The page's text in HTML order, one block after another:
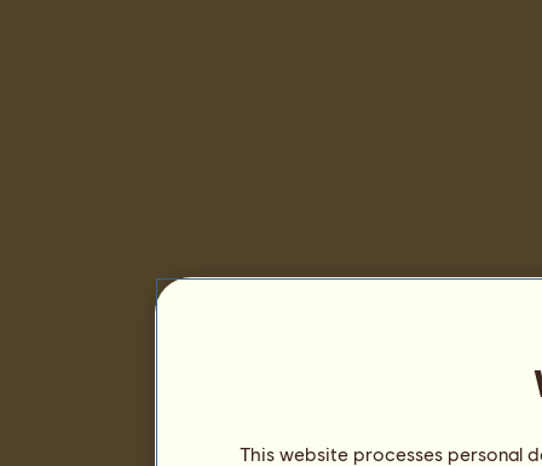
This website processes personal